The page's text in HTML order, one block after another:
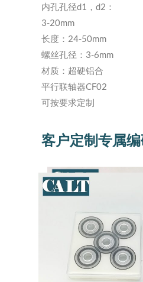
内孔孔径d1，d2：
3-20mm
长度：24-50mm
螺丝孔径：3-6mm
材质：超硬铝合
平行联轴器CF02
可按要求定制
客户定制专属